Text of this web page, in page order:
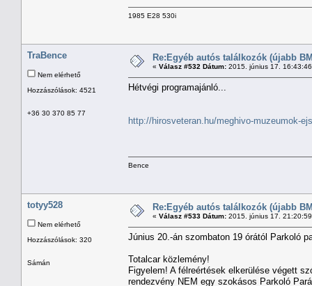
1985 E28 530i
TraBence
Nem elérhető
Hozzászólások: 4521
+36 30 370 85 77
Re:Egyéb autós találkozók (újabb
« Válasz #532 Dátum: 2015. június 17.
Hétvégi programajánló...
http://hirosveteran.hu/meghivo-muzeumok-
Bence
totyy528
Nem elérhető
Hozzászólások: 320
Sámán
Re:Egyéb autós találkozók (újabb
« Válasz #533 Dátum: 2015. június 17.
Június 20.-án szombaton 19 órától Parkoló
Totalcar közlemény!
Figyelem! A félreértések elkerülése végett
rendezvény NEM egy szokásos Parkoló